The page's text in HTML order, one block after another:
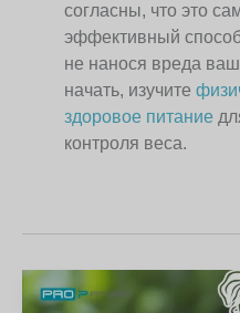
согласны, что это
эффективный
не нанося вреда
начать, изучите
здоровое питание
контроля веса.